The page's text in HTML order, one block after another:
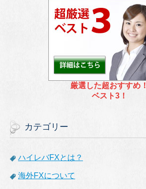
厳選した超おすすめ！
ベスト3！
カテゴリー
ハイレバFXとは？
海外FXについて